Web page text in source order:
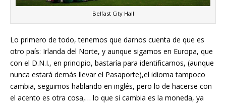
Belfast City Hall
Lo primero de todo, tenemos que darnos cuenta de que es
otro país: Irlanda del Norte, y aunque sigamos en Europa, que
con el D.N.I., en principio, bastaría para identificarnos, (aunque
nunca estará demás llevar el Pasaporte),el idioma tampoco
cambia, seguimos hablando en inglés, pero lo de hacerse con
el acento es otra cosa,… lo que si cambia es la moneda, ya